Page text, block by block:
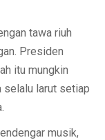
tawa riuh
Presiden
itu mungkin
selalu larut setiap
musik,